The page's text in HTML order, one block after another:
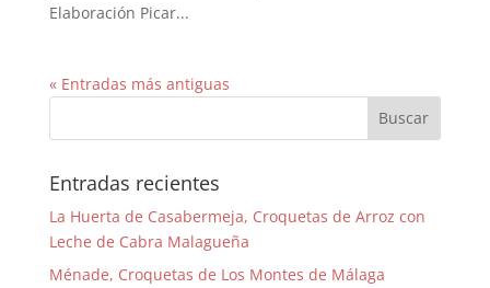
Elaboración Picar...
« Entradas más antiguas
Entradas recientes
La Huerta de Casabermeja, Croquetas de Arroz con
Leche de Cabra Malagueña
Ménade, Croquetas de Los Montes de Málaga